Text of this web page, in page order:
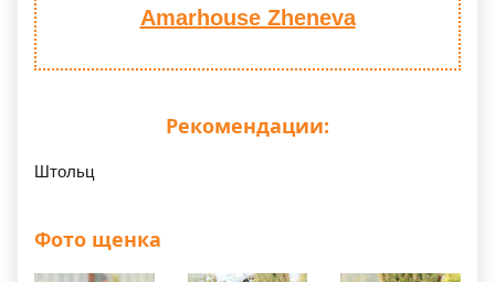
Amarhouse Zheneva
Рекомендации:
Штольц
Фото щенка